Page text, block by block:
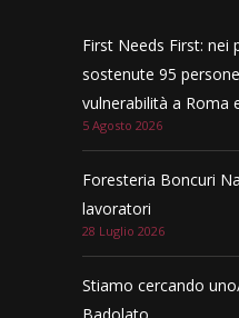
First Needs First: nei
sostenute 95
vulnerabilità a Roma
5 Agosto 2026
Foresteria Boncuri
lavoratori
28 Luglio 2026
Stiamo cercando